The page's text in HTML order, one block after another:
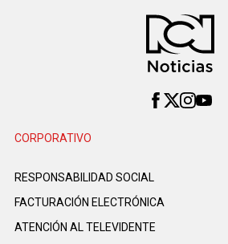
CORPORATIVO
RESPONSABILIDAD SOCIAL
FACTURACIÓN ELECTRÓNICA
ATENCIÓN AL TELEVIDENTE